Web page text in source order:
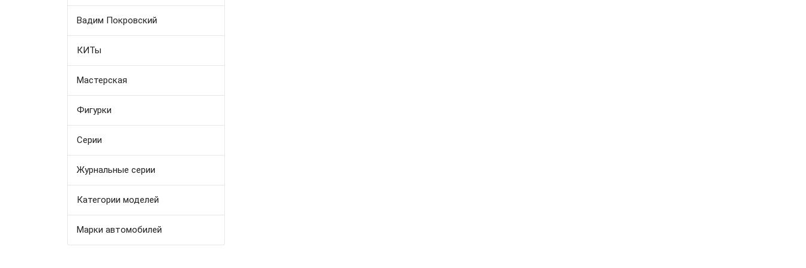
Вадим Покровский
КИТы
Мастерская
Фигурки
Серии
Журнальные серии
Категории моделей
Марки автомобилей